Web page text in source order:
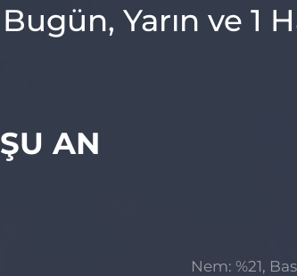
Bugün, Yarın ve 1
ŞU AN
Nem: %21,